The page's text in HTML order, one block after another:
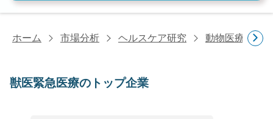
ホーム 市場分析 ヘルスケア研究 動物医療研究
獣医緊急医療のトップ企業